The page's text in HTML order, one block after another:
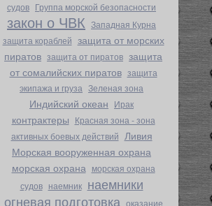
судов Группа морской безопасности
закон о ЧВК Западная Курна
защита кораблей защита от морских
пиратов защита от пиратов защита
от сомалийских пиратов защита
экипажа и груза Зеленая зона
Индийский океан Ирак
контрактеры Красная зона - зона
активных боевых действий Ливия
Морская вооруженная охрана
морская охрана морская охрана
судов наемник наемники
огневая подготовка оказание